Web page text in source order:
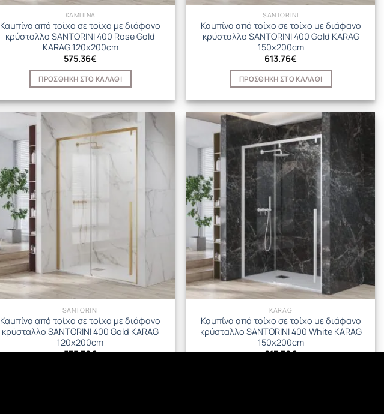
ΚΑΜΠΙΝΑ
Καμπίνα από τοίχο σε τοίχο με διάφανο
κρύσταλλο SANTORINI 400 Rose Gold
KARAG 120x200cm
575.36€
ΠΡΟΣΘΉΚΗ ΣΤΟ ΚΑΛΆΘΙ
SANTORINI
Καμπίνα από τοίχο σε τοίχο με διάφανο
κρύσταλλο SANTORINI 400 Gold KARAG
150x200cm
613.76€
ΠΡΟΣΘΉΚΗ ΣΤΟ ΚΑΛΆΘΙ
SANTORINI
Καμπίνα από τοίχο σε τοίχο με διάφανο
κρύσταλλο SANTORINI 400 Gold KARAG
120x200cm
575.36€
KARAG
Καμπίνα από τοίχο σε τοίχο με διάφανο
κρύσταλλο SANTORINI 400 White KARAG
150x200cm
613.76€